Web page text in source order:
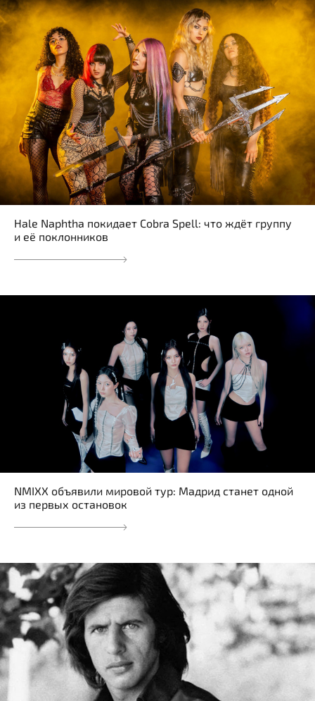
Hale Naphtha покидает Cobra Spell: что ждёт группу
и её поклонников
NMIXX объявили мировой тур: Мадрид станет одной
из первых остановок